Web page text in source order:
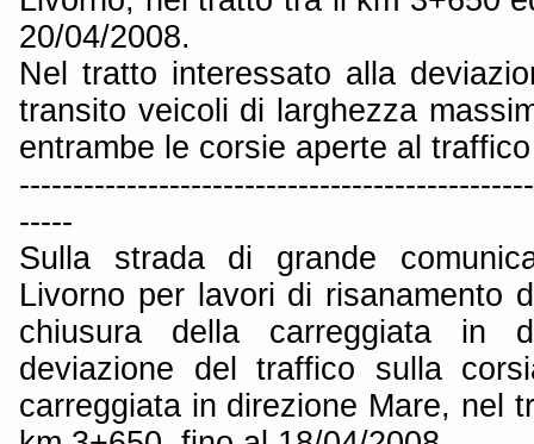
20/04/2008.
Nel tratto interessato alla
transito veicoli di larghezza
entrambe le corsie aperte al
-----
Sulla strada di grande
Livorno per lavori di risanamento
chiusura della carreggiata in
deviazione del traffico sulla
carreggiata in direzione Mare, nel